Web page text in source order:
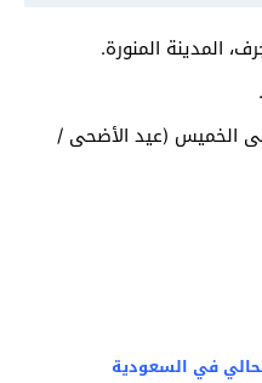
المدينة المنورة.
الخميس (عيد الأضحى /
في السعودية